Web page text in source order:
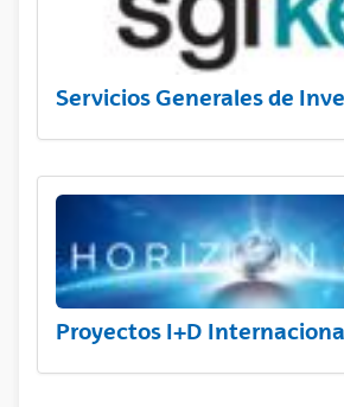
Servicios Generales de
Proyectos I+D